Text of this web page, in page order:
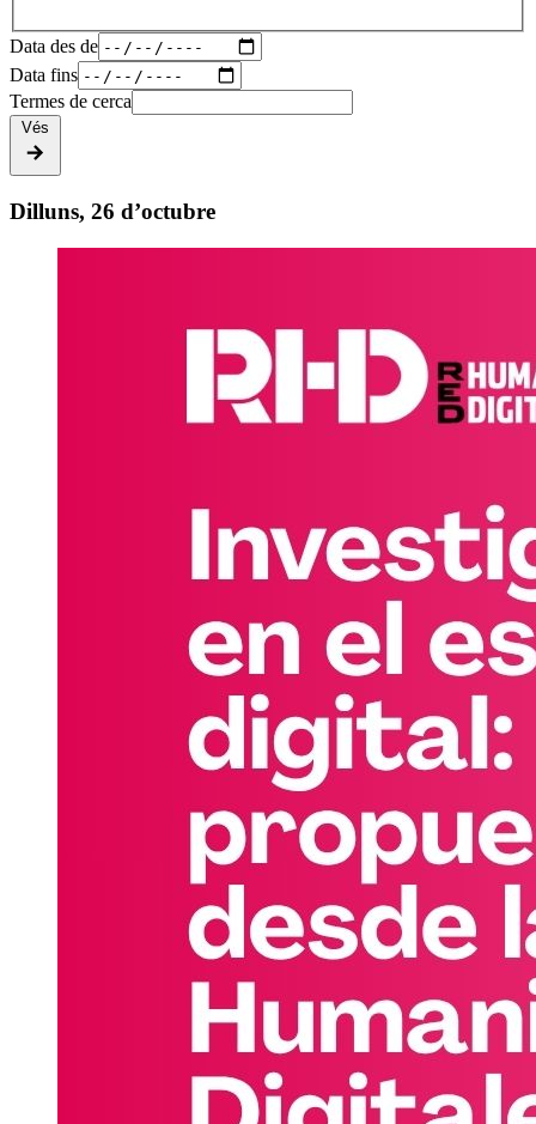
Data des de
Data fins
Termes de cerca
Vés
Dilluns, 26 d’octubre